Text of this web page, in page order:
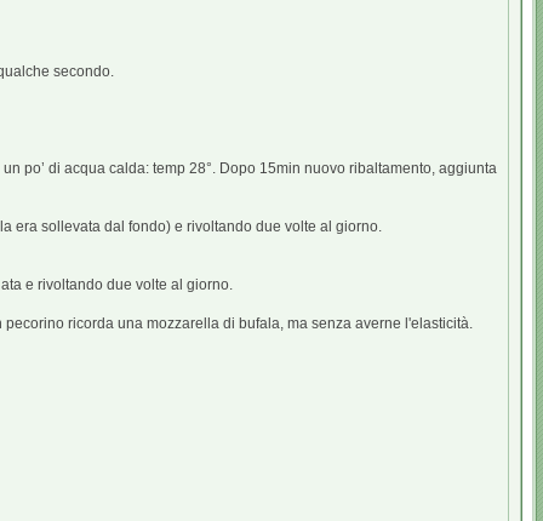
secondo.
po’ di acqua calda: temp 28°. Dopo 15min nuovo ribaltamento, aggiunta
era sollevata dal fondo) e rivoltando due volte al giorno.
e rivoltando due volte al giorno.
ricorda una mozzarella di bufala, ma senza averne l'elasticità.